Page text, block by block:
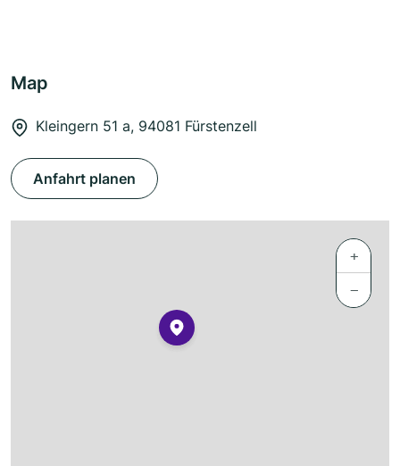
Map
Kleingern 51 a, 94081 Fürstenzell
Anfahrt planen
+
−